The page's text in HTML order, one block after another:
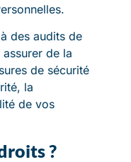
des audits de
de la
de sécurité
la
de vos
?